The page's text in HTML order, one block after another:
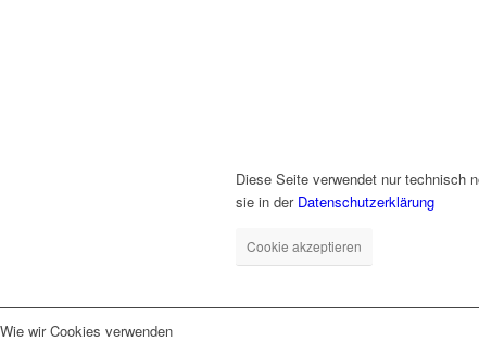
Diese Seite verwendet nur technisch
sie in der Datenschutzerklärung
Cookie akzeptieren
Wie wir Cookies verwenden